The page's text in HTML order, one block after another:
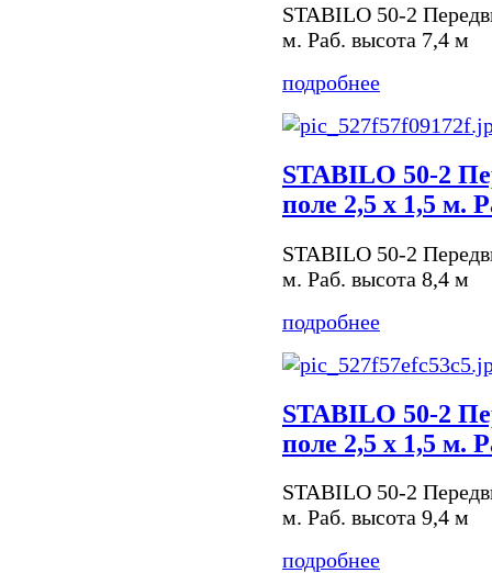
STABILO 50-2
м. Раб. высота 7,4 м
подробнее
STABILO 50-2
поле 2,5 х 1,5 м.
STABILO 50-2
м. Раб. высота 8,4 м
подробнее
STABILO 50-2
поле 2,5 х 1,5 м.
STABILO 50-2
м. Раб. высота 9,4 м
подробнее